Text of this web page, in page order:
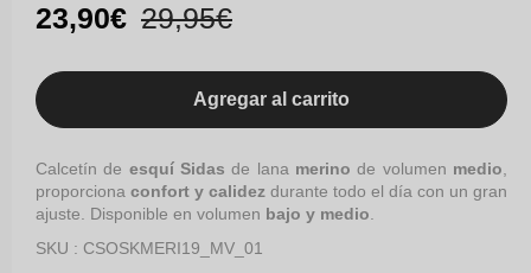
Precio
de
23,90€
Precio
habitual
29,95€
Agregar al carrito
Calcetín de esquí Sidas de lana merino de volumen medio,
proporciona confort y calidez durante todo el día con un gran
ajuste. Disponible en volumen bajo y medio.
SKU : CSOSKMERI19_MV_01